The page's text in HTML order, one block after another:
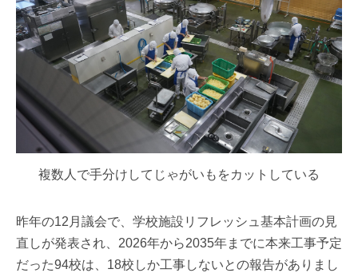
複数人で手分けしてじゃがいもをカットしている
昨年の12月議会で、学校施設リフレッシュ基本計画の見
直しが発表され、2026年から2035年までに本来工事予定
だった94校は、18校しか工事しないとの報告がありまし